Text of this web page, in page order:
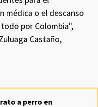
médica o el descanso
por Colombia",
Castaño,
a perro en